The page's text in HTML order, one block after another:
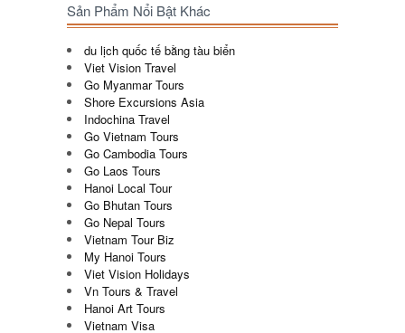
Sản Phẩm Nổi Bật Khác
du lịch quốc tế bằng tàu biển
Viet Vision Travel
Go Myanmar Tours
Shore Excursions Asia
Indochina Travel
Go Vietnam Tours
Go Cambodia Tours
Go Laos Tours
Hanoi Local Tour
Go Bhutan Tours
Go Nepal Tours
Vietnam Tour Biz
My Hanoi Tours
Viet Vision Holidays
Vn Tours & Travel
Hanoi Art Tours
Vietnam Visa